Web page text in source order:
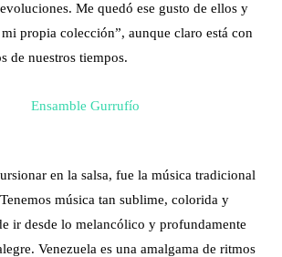
Me quedó ese gusto de ellos y
propia colección”, aunque claro está con
de nuestros tiempos.
en la salsa, fue la música tradicional
música tan sublime, colorida y
ir desde lo melancólico y profundamente
Venezuela es una amalgama de ritmos